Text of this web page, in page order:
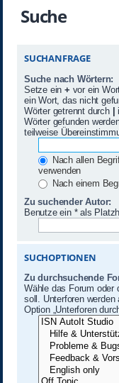
Suche
SUCHANFRAGE
Suche nach Wörtern:
Setze ein + vor ein
ein Wort, das nicht
Wörter getrennt durch |
Wörter gefunden
teilweise
Nach allen
verwenden
Nach einem
Zu suchender Autor:
Benutze ein * als
SUCHOPTIONEN
Zu durchsuchende
Wähle das Forum oder
soll. Unterforen
Option „Unterforen